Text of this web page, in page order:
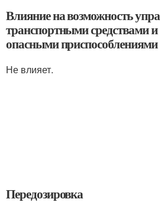
Влияние на возможность
транспортными средствами
опасными
Не влияет.
Передозировка